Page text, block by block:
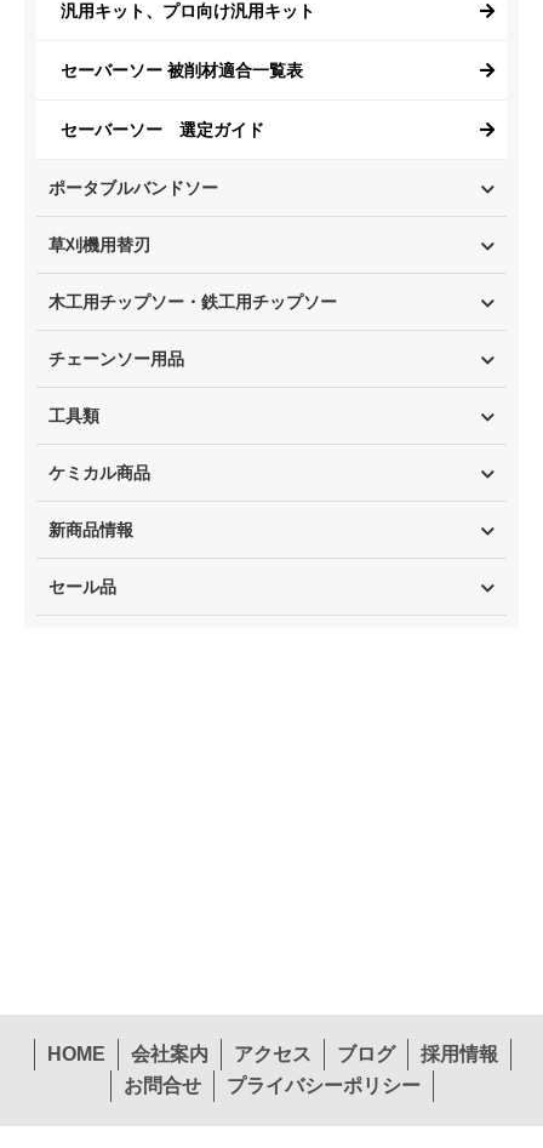
汎用キット、プロ向け汎用キット
セーバーソー 被削材適合一覧表
セーバーソー 選定ガイド
ポータブルバンドソー
草刈機用替刃
木工用チップソー・鉄工用チップソー
チェーンソー用品
工具類
ケミカル商品
新商品情報
セール品
HOME 会社案内 アクセス ブログ
採用情報
お問合せ
プライバシーポリシー